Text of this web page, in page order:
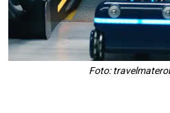
Foto: